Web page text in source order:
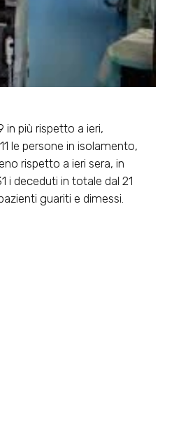
in più rispetto a ieri,
le persone in isolamento,
rispetto a ieri sera, in
i deceduti in totale dal 21
guariti e dimessi.